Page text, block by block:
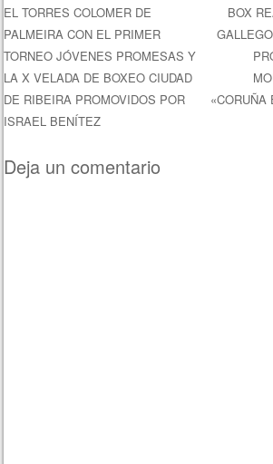
Navegación de
EL TORRES COLOMER DE
PALMEIRA CON EL PRIMER
TORNEO JÓVENES PROMESAS Y
LA X VELADA DE BOXEO CIUDAD
DE RIBEIRA PROMOVIDOS POR
ISRAEL BENÍTEZ
BOX
«CORUÑA
Deja un comentario